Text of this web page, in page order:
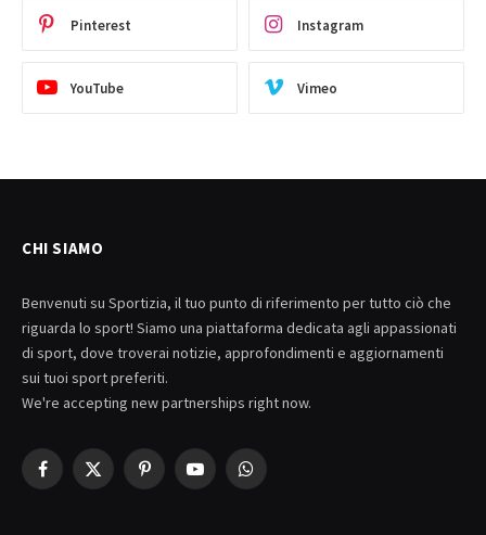
Pinterest Instagram
YouTube Vimeo
CHI SIAMO
Benvenuti su Sportizia, il tuo punto di riferimento per tutto ciò che
riguarda lo sport! Siamo una piattaforma dedicata agli appassionati
di sport, dove troverai notizie, approfondimenti e aggiornamenti
sui tuoi sport preferiti.
We're accepting new partnerships right now.
Facebook
X
PinterestYouTubeWhatsApp